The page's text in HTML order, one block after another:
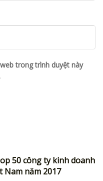
trong trình duyệt này
50 công ty kinh doanh
Nam năm 2017